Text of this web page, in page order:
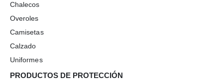
Chalecos
Overoles
Camisetas
Calzado
Uniformes
PRODUCTOS DE PROTECCIÓN